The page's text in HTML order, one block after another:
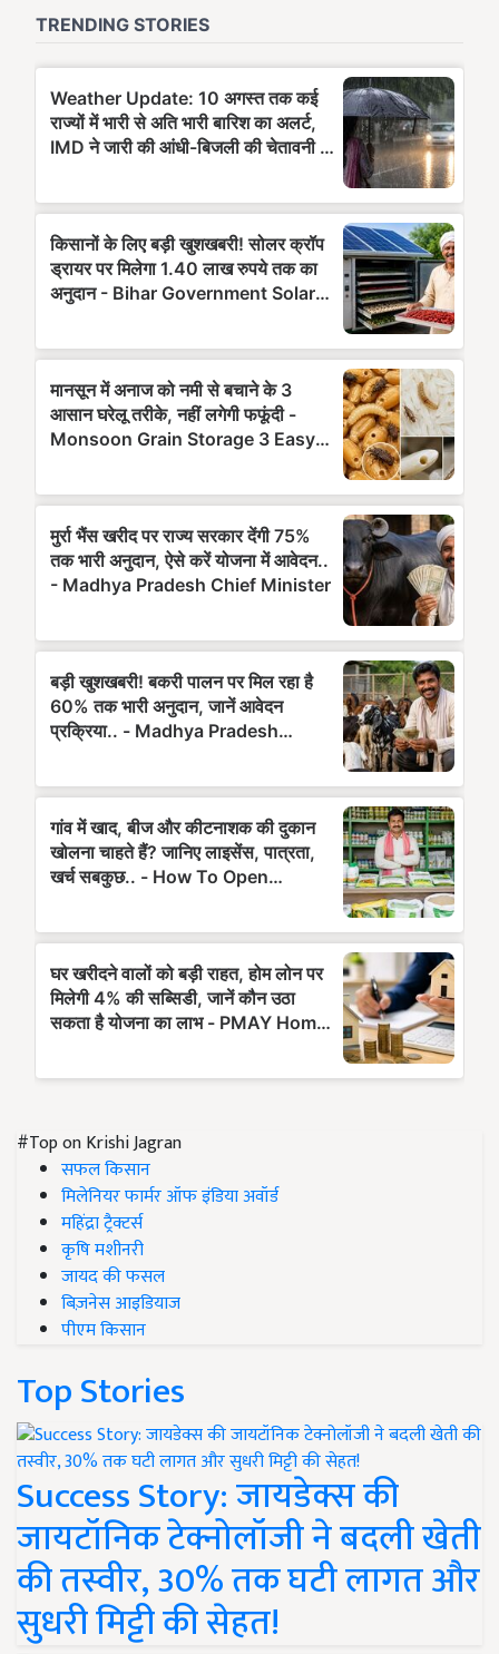
#Top on Krishi Jagran
सफल किसान
मिलेनियर फार्मर ऑफ इंडिया अवॉर्ड
महिंद्रा ट्रैक्टर्स
कृषि मशीनरी
जायद की फसल
बिज़नेस आइडियाज
पीएम किसान
Top Stories
Success Story: जायडेक्स की
जायटॉनिक टेक्नोलॉजी ने बदली खेती
की तस्वीर, 30% तक घटी लागत और
सुधरी मिट्टी की सेहत!